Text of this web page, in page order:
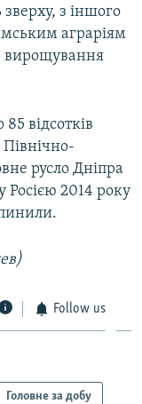
з іншого
аграріям
вирощування
відсотків
Північно-
русло Дніпра
Росією 2014 року
Follow us
Головне за добу